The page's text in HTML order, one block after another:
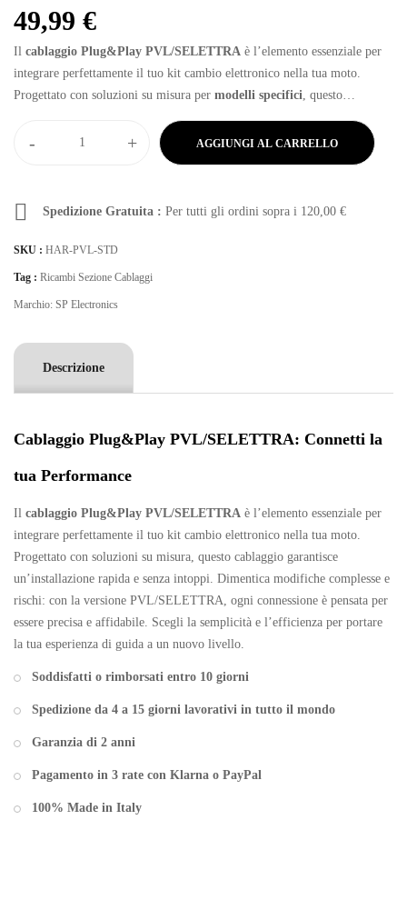
49,99 €
Il cablaggio Plug&Play PVL/SELETTRA è l’elemento essenziale per
integrare perfettamente il tuo kit cambio elettronico nella tua moto.
Progettato con soluzioni su misura per modelli specifici, questo
cablaggio garantisce un’installazione rapida e senza intoppi. Dimentica
modifiche complesse e rischi: con la versione PVL/SELETTRA, ogni
connessione è pensata per essere precisa e affidabile. Scegli la semplicità
- + AGGIUNGI AL CARRELLO
Spedizione Gratuita : Per tutti gli ordini sopra i 120,00 €
SKU : HAR-PVL-STD
Tag : Ricambi Sezione Cablaggi
Marchio: SP Electronics
Descrizione
Cablaggio Plug&Play PVL/SELETTRA: Connetti la
tua Performance
Il cablaggio Plug&Play PVL/SELETTRA è l’elemento essenziale per
integrare perfettamente il tuo kit cambio elettronico nella tua moto.
Progettato con soluzioni su misura, questo cablaggio garantisce
un’installazione rapida e senza intoppi. Dimentica modifiche complesse e
rischi: con la versione PVL/SELETTRA, ogni connessione è pensata per
essere precisa e affidabile. Scegli la semplicità e l’efficienza per portare
la tua esperienza di guida a un nuovo livello.
Soddisfatti o rimborsati entro 10 giorni
Spedizione da 4 a 15 giorni lavorativi in tutto il mondo
Garanzia di 2 anni
Pagamento in 3 rate con Klarna o PayPal
100% Made in Italy